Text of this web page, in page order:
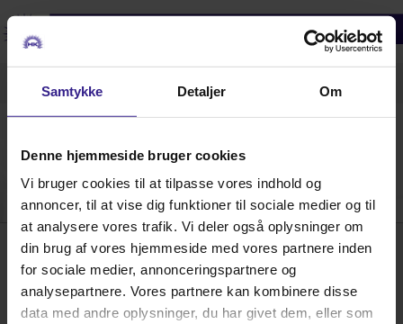
Samtykke Detaljer Om
Denne hjemmeside bruger cookies
Vi bruger cookies til at tilpasse vores indhold og
annoncer, til at vise dig funktioner til sociale medier og til
at analysere vores trafik. Vi deler også oplysninger om
din brug af vores hjemmeside med vores partnere inden
for sociale medier, annonceringspartnere og
analysepartnere. Vores partnere kan kombinere disse
data med andre oplysninger, du har givet dem, eller som
0
Liner
Hornsyld Købmandsgaard A/S • Nørregade 28 • DK 8783 Hornsyld • E-mail:post@hk-
hornsyld.dk
• Fax: 75 68 76 41 • CVR: 45 52 08 11